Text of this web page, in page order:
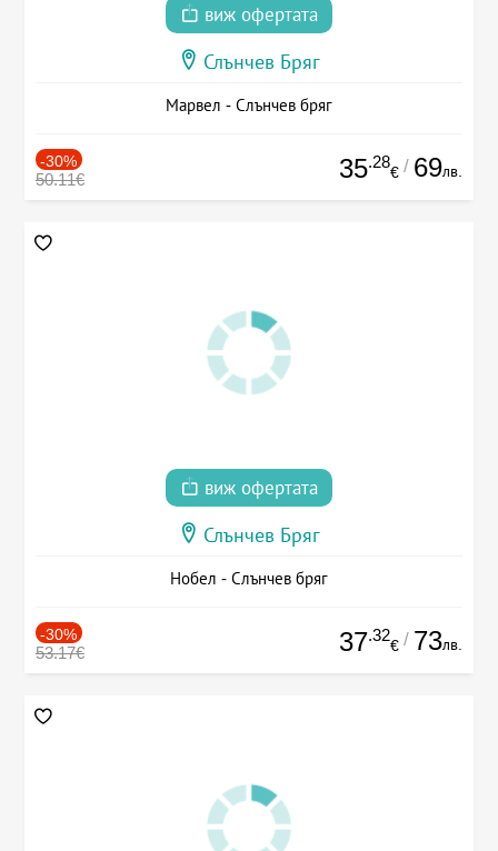
виж офертата
Слънчев Бряг
Марвел - Слънчев бряг
-30%
50.11€ 35.28
€ / 69лв.
виж офертата
Слънчев Бряг
Нобел - Слънчев бряг
-30%
53.17€ 37.32
€ / 73лв.